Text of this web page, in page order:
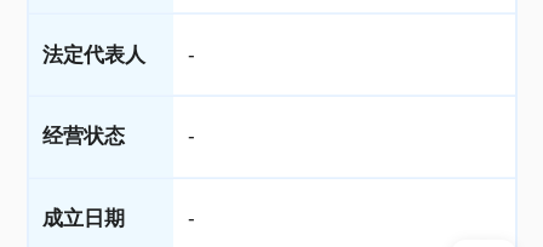
法定代表人 -
经营状态 -
成立日期 -